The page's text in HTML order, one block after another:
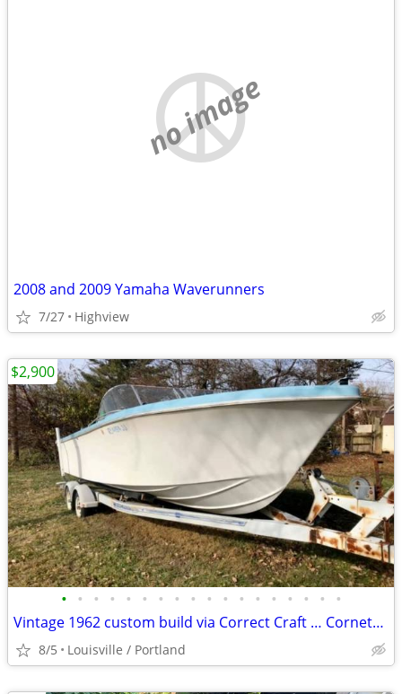
no image
2008 and 2009 Yamaha Waverunners
7/27 Highview
• • • • • • • • • • • • • • • • • •
Vintage 1962 custom build via Correct Craft … Cornett Craft Ski
8/5 Louisville / Portland
$2,900